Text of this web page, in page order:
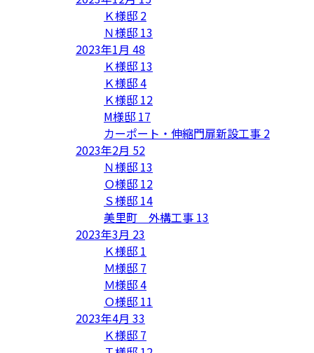
Ｋ様邸 2
Ｎ様邸 13
2023年1月 48
Ｋ様邸 13
Ｋ様邸4
Ｋ様邸 12
M様邸 17
カーポート・伸縮門扉新設工事 2
2023年2月 52
Ｎ様邸 13
Ｏ様邸 12
Ｓ様邸 14
美里町 外構工事 13
2023年3月 23
Ｋ様邸 1
Ｍ様邸 7
Ｍ様邸4
Ｏ様邸 11
2023年4月 33
Ｋ様邸 7